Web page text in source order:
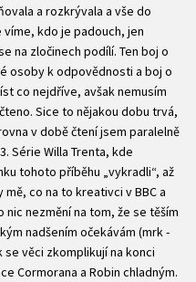
a rozkrývala a vše do
kdo je padouch, jen
na zločinech podílí. Ten boj o
osoby k odpovědnosti a boj o
co nejdříve, avšak nemusím
Sice to nějakou dobu trvá,
v době čtení jsem paralelně
Série Willa Trenta, kde
tohoto příběhu „vykradli“, až
co na to kreativci v BBC a
nezmění na tom, že se těším
nadšením očekávám (mrk -
věci zkomplikují na konci
Cormorana a Robin chladným.